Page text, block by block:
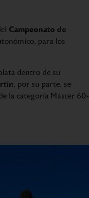
Campeonato de
para los
dentro de su
, por su parte, se
la categoría Máster 60-